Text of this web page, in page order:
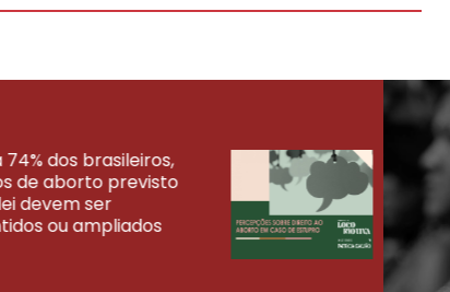
74% dos brasileiros,
de aborto previsto
devem ser
ou ampliados